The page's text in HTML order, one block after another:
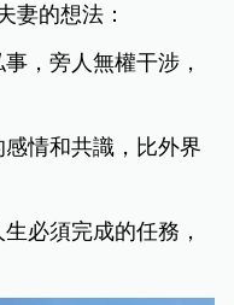
妻的想法：
，旁人無權干涉，
感情和共識，比外界
生必須完成的任務，